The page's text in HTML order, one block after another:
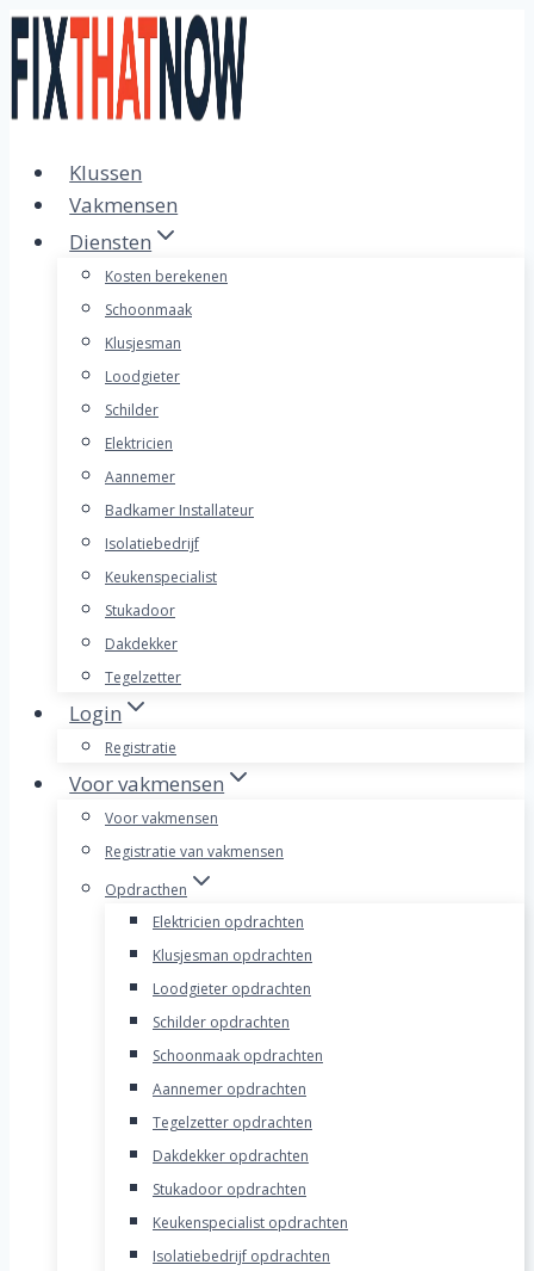
Doorgaan
naar
inhoud
Klussen
Vakmensen
Diensten
Kosten berekenen
Schoonmaak
Klusjesman
Loodgieter
Schilder
Elektricien
Aannemer
Badkamer Installateur
Isolatiebedrijf
Keukenspecialist
Stukadoor
Dakdekker
Tegelzetter
Login
Registratie
Voor vakmensen
Voor vakmensen
Registratie van vakmensen
Opdracthen
Elektricien opdrachten
Klusjesman opdrachten
Loodgieter opdrachten
Schilder opdrachten
Schoonmaak opdrachten
Aannemer opdrachten
Tegelzetter opdrachten
Dakdekker opdrachten
Stukadoor opdrachten
Keukenspecialist opdrachten
Isolatiebedrijf opdrachten